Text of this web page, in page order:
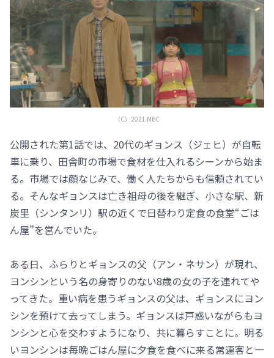
（C）2021 MBC
公開された第1話では、20代のギョンス（ジェヒ）が自転
車に乗り、田舎町の市場で食材を仕入れるシーンから始ま
る。市場では顔なじみで、働く人たちからも信頼されてい
る。そんなギョンスは亡き祖母の後を継ぎ、小さな駅、新
炭里（シンタンリ）駅の近くで日替わり定食の食堂“ごは
ん屋”を営んでいた。
ある日、ふらりとギョンスの父（アン・ネサン）が現れ、
ヨンシンという名の身寄りのない8歳の女の子を連れてや
ってきた。重い病を患うギョンスの父は、ギョンスにヨン
シンを預けて去ってしまう。ギョンスは戸惑いながらもヨ
ンシンと心を交わすようになり、共に暮らすことに。明る
いヨンシンは毎晩ごはん屋に夕食を食べに来る常連客と一